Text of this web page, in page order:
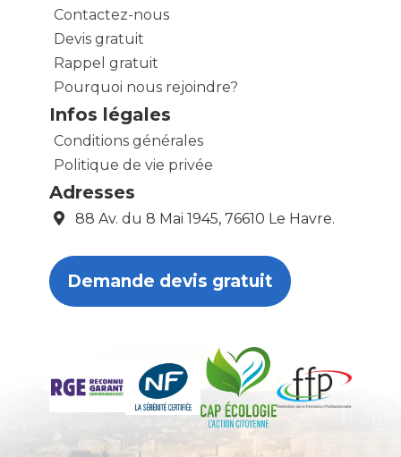
Contactez-nous
Devis gratuit
Rappel gratuit
Pourquoi nous rejoindre?
Infos légales
Conditions générales
Politique de vie privée
Adresses
88 Av. du 8 Mai 1945, 76610 Le Havre.
Demande devis gratuit